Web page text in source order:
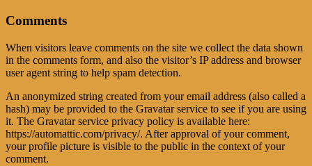
Comments
When visitors leave comments on the site we collect the data shown
in the comments form, and also the visitor’s IP address and browser
user agent string to help spam detection.
An anonymized string created from your email address (also called a
hash) may be provided to the Gravatar service to see if you are using
it. The Gravatar service privacy policy is available here:
https://automattic.com/privacy/. After approval of your comment,
your profile picture is visible to the public in the context of your
comment.